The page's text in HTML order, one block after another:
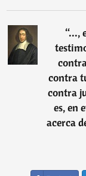
“...,
contra
contra
es, en
acerca